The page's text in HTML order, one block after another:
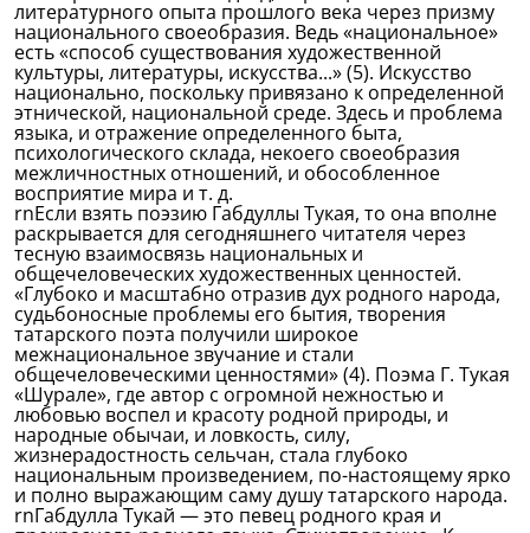
литературного опыта прошлого века через призму
национального своеобразия. Ведь «национальное»
есть «способ существования художественной
культуры, литературы, искусства...» (5). Искусство
национально, поскольку привязано к определенной
этнической, национальной среде. Здесь и проблема
языка, и отражение определенного быта,
психологического склада, некоего своеобразия
межличностных отношений, и обособленное
восприятие мира и т. д.
rnЕсли взять поэзию Габдуллы Тукая, то она вполне
раскрывается для сегодняшнего читателя через
тесную взаимосвязь национальных и
общечеловеческих художественных ценностей.
«Глубоко и масштабно отразив дух родного народа,
судьбоносные проблемы его бытия, творения
татарского поэта получили широкое
межнациональное звучание и стали
общечеловеческими ценностями» (4). Поэма Г. Тукая
«Шурале», где автор с огромной нежностью и
любовью воспел и красоту родной природы, и
народные обычаи, и ловкость, силу,
жизнерадостность сельчан, стала глубоко
национальным произведением, по-настоящему ярко
и полно выражающим саму душу татарского народа.
rnГабдулла Тукай — это певец родного края и